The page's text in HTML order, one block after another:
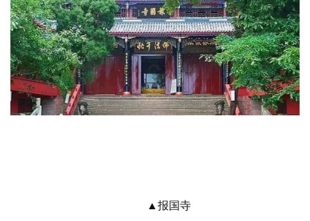
▲报国寺